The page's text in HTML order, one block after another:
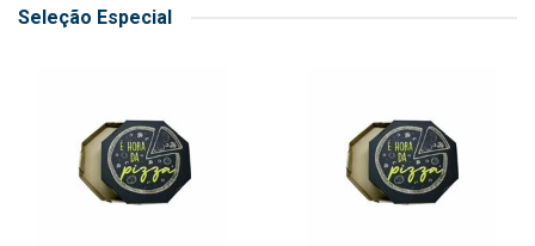
Seleção Especial